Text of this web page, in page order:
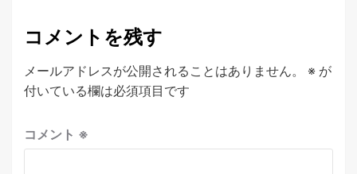
コメントを残す
メールアドレスが公開されることはありません。 ※ が
付いている欄は必須項目です
コメント ※